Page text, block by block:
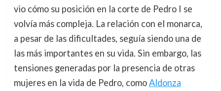
vio cómo su posición en la corte de Pedro I se
volvía más compleja. La relación con el monarca,
a pesar de las dificultades, seguía siendo una de
las más importantes en su vida. Sin embargo, las
tensiones generadas por la presencia de otras
mujeres en la vida de Pedro, comoAldonza